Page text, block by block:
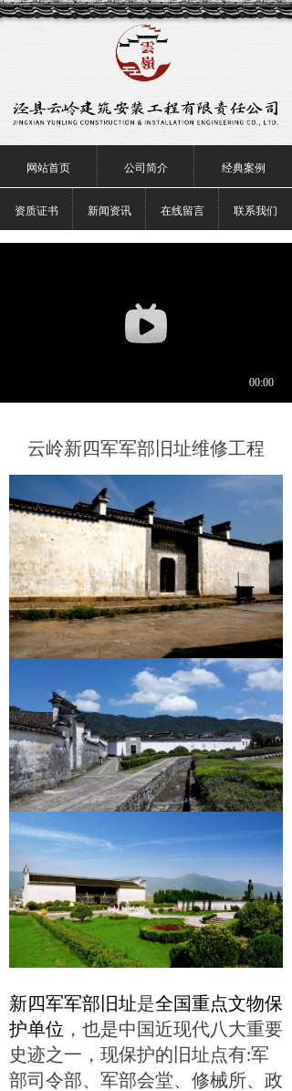
网站首页 公司简介 经典案例
资质证书 新闻资讯 在线留言 联系我们
云岭新四军军部旧址维修工程
新四军军部旧址是全国重点文物保
护单位 ，也是中国近现代八大重要
史迹之一 ，现保护的旧址点有:军
部司令部、军部会堂、修械所、政